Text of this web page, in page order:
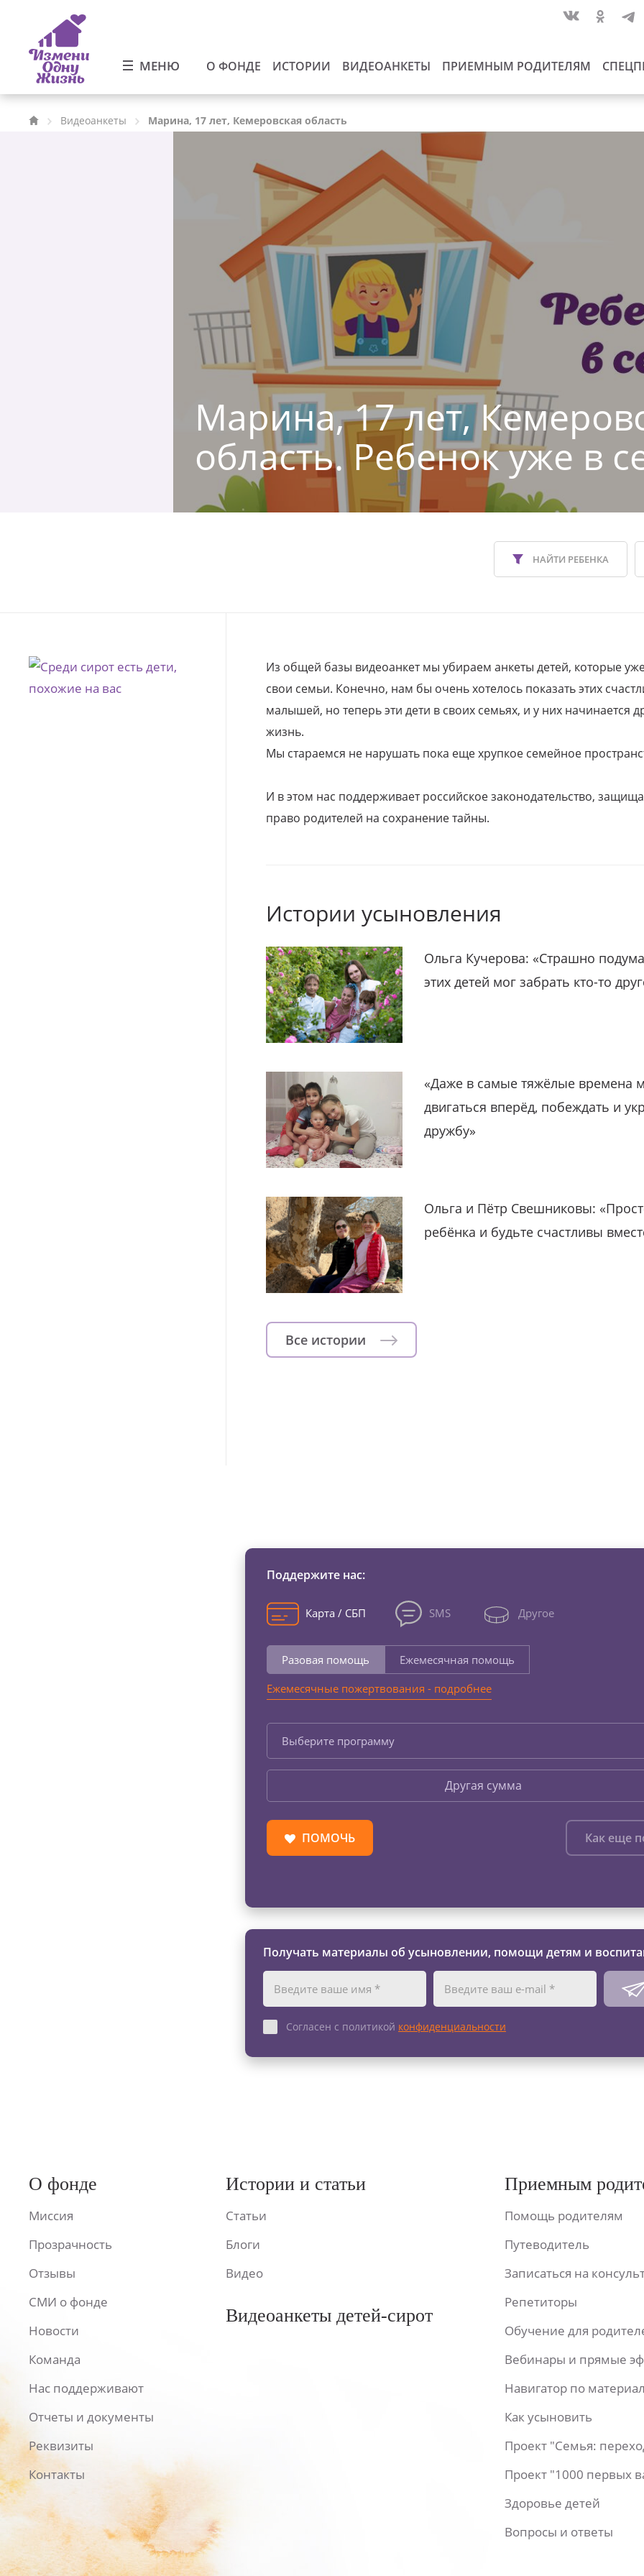
МЕНЮ О ФОНДЕ ИСТОРИИ ВИДЕОАНКЕТЫ ПРИЕМНЫМ РОДИТЕЛЯМ
Видеоанкеты Марина, 17 лет, Кемеровская область
Марина, 17 лет,
область. Ребенок уже в
НАЙТИ РЕБЕНКА
Из общей базы видеоанкет мы убираем анкеты детей, которые
свои семьи. Конечно, нам бы очень хотелось показать этих
малышей, но теперь эти дети в своих семьях, и у них начинается
жизнь.
Мы стараемся не нарушать пока еще хрупкое семейное
И в этом нас поддерживает российское законодательство,
право родителей на сохранение тайны.
Истории усыновления
Ольга Кучерова: «Страшно
этих детей мог забрать кто-то
«Даже в самые тяжёлые времена
двигаться вперёд, побеждать и
дружбу»
Ольга и Пётр Свешниковы:
ребёнка и будьте счастливы
Все истории
Поддержите нас:
Карта / СБП SMS Другое
Разовая помощь
Ежемесячная помощь
Ежемесячные пожертвования - подробнее
Выберите программу
Другая сумма
ПОМОЧЬ Как еще
Получать материалы об усыновлении, помощи детям и
Согласен с политикой конфиденциальности
О фонде
Миссия
Прозрачность
Отзывы
СМИ о фонде
Новости
Команда
Нас поддерживают
Отчеты и документы
Реквизиты
Контакты
Истории и статьи
Статьи
Блоги
Видео
Видеоанкеты детей-сирот
Приемным
Помощь родителям
Путеводитель
Записаться на
Репетиторы
Обучение для
Вебинары и прямые
Навигатор по
Как усыновить
Проект "Семья:
Проект "1000 первых
Здоровье детей
Вопросы и ответы